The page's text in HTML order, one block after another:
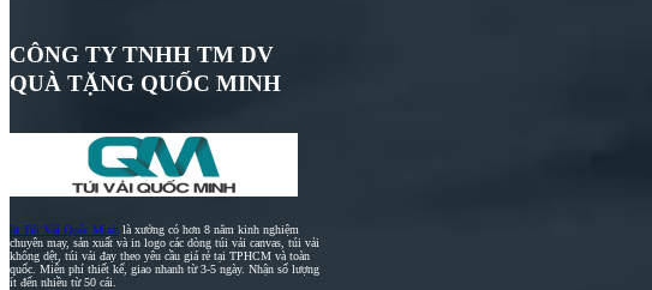
CÔNG TY TNHH TM DV
QUÀ TẶNG QUỐC MINH
In Túi Vải Quốc Minh là xưởng có hơn 8 năm kinh nghiệm
chuyên may, sản xuất và in logo các dòng túi vải canvas, túi vải
không dệt, túi vải đay theo yêu cầu giá rẻ tại TPHCM và toàn
quốc. Miễn phí thiết kế, giao nhanh từ 3-5 ngày. Nhận số lượng
ít đến nhiều từ 50 cái.